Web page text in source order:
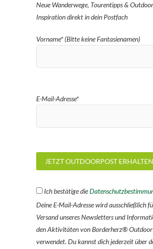
Neue Wanderwege, Tourentipps &
Inspiration direkt in dein Postfach
Vorname* (Bitte keine Fantasienamen)
E-Mail-Adresse*
Ich bestätige die
Deine E-Mail-Adresse wird ausschließlich
Versand unseres Newsletters und
den Aktivitäten von Borderherz®
verwendet. Du kannst dich jederzeit über